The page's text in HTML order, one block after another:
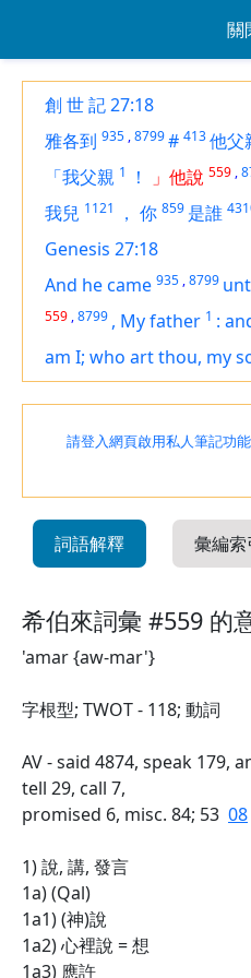
關
創 世 記 27:18
雅各到 935 ,8799# 413他父
「我父親 1 ！ 」他說 559 ,
我兒 1121 ， 你 859 是誰
Genesis 27:18
And he came 935 ,8799
559 ,8799 , My father 1 :
am I; who artthou, my
請登入網頁啟用私人筆記功能
詞語解釋 彙編索
希伯來詞彙 #559 的
'amar {aw-mar'}
字根型; TWOT - 118; 動詞
AV - said 4874, speak 179,
tell 29, call 7,
promised 6, misc. 84; 53 08
1) 說, 講, 發言
1a) (Qal)
1a1) (神)說
1a2) 心裡說 = 想
1a3) 應許